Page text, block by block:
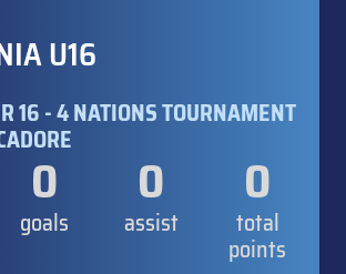
U16
16 - 4 NATIONS TOURNAMENT
0
goals
0
assist
0
total
points